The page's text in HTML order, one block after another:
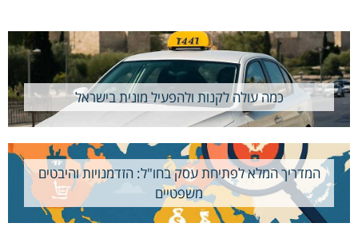
כמה עולה לקנות ולהפעיל מונית בישראל
המדריך המלא לפתיחת עסק בחו"ל: הזדמנויות והיבטים
משפטיים